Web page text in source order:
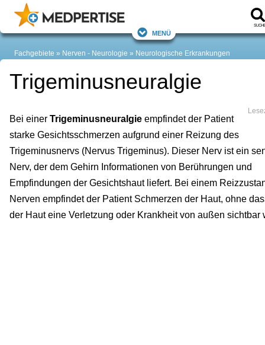
Suche
Menü
Fachgebiete Nerven - Neurologie Neurologische Erkrankungen
Trigeminusneuralgie
Bei einer Trigeminusneuralgie empfindet der Patient
starke Gesichtsschmerzen aufgrund einer Reizung des
Trigeminusnervs (Nervus Trigeminus). Dieser Nerv ist ein
Nerv, der dem Gehirn Informationen von Berührungen und
Empfindungen der Gesichtshaut liefert. Bei einem
Nerven empfindet der Patient Schmerzen der Haut, ohne
der Haut eine Verletzung oder Krankheit von außen sichtbar